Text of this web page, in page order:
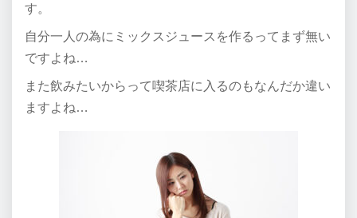
す。
自分一人の為にミックスジュースを作るってまず無い
ですよね…
また飲みたいからって喫茶店に入るのもなんだか違い
ますよね…